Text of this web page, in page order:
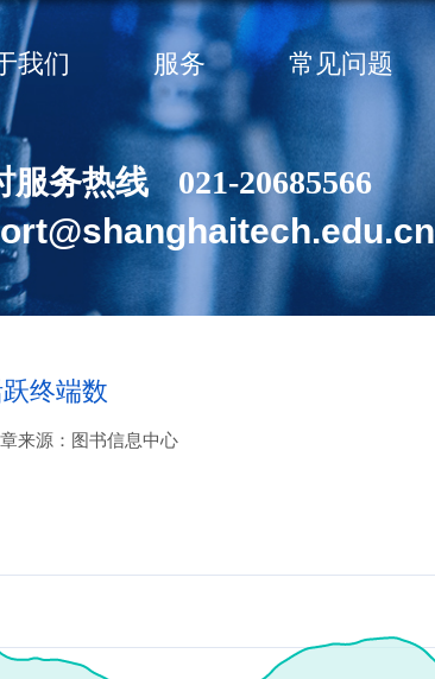
我们 服务 常见问题
服务热线 021-20685566
终端数
来源：图书信息中心